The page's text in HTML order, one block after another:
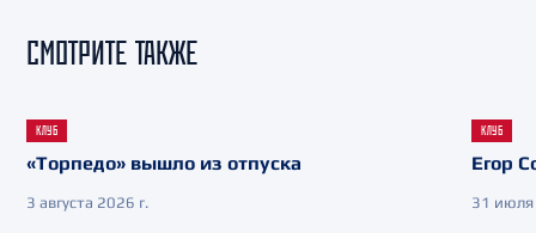
СМОТРИТЕ ТАКЖЕ
КЛУБ
«Торпедо» вышло из отпуска
3 августа 2026 г.
КЛУБ
Егор
31 июля